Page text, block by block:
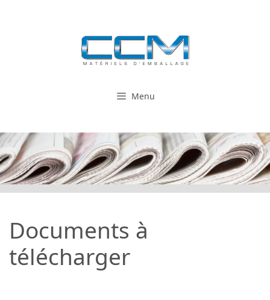
Menu
Documents à
télécharger